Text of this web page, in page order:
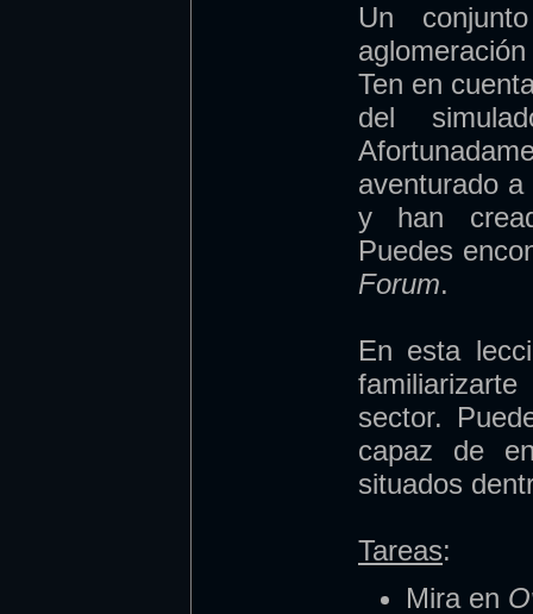
Un
Ten en
del
aventurado
y han
Puedes
Forum.
En esta
sector.
capaz de
situados
Tareas:
Mira en